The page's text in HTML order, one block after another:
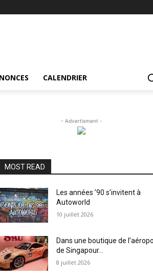
CALENDRIER
- Advertisment -
MOST READ
Les années ’90 s’invitent à
Autoworld
10 juillet 2026
Dans une boutique de
de Singapour…
8 juillet 2026